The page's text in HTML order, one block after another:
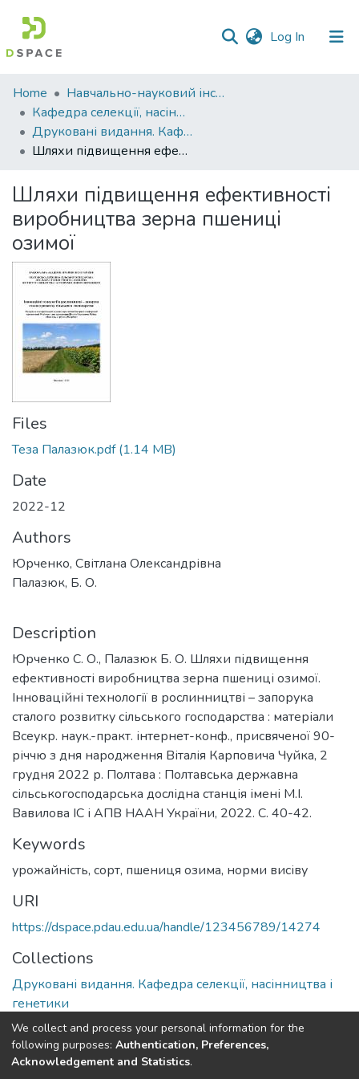
Log In (current)
Communities
&
Collections
All of DSpace
Statistics
Home
Навчально-науковий інститут агротехнологій, селекції та екології
Кафедра селекції, насінництва і генетики
Друковані видання. Кафедра селекції, насінництва і генетики
Шляхи підвищення ефективності виробництва зерна пшениці озимої
Шляхи підвищення ефективності
виробництва зерна пшениці
озимої
Files
Теза Палазюк.pdf(1.14 MB)
Date
2022-12
Authors
Юрченко, Світлана Олександрівна
Палазюк, Б. О.
Description
Юрченко С. О., Палазюк Б. О. Шляхи підвищення
ефективності виробництва зерна пшениці озимої.
Інноваційні технології в рослинництві – запорука
сталого розвитку сільського господарства : матеріали
Всеукр. наук.-практ. інтернет-конф., присвяченої 90-
річчю з дня народження Віталія Карповича Чуйка, 2
грудня 2022 р. Полтава : Полтавська державна
сільськогосподарська дослідна станція імені М.І.
Вавилова ІС і АПВ НААН України, 2022. С. 40-42.
Keywords
урожайність, сорт, пшениця озима, норми висіву
URI
https://dspace.pdau.edu.ua/handle/123456789/14274
Collections
Друковані видання. Кафедра селекції, насінництва і
генетики
Full item page
We collect and process your personal information for the
following purposes: Authentication, Preferences,
Acknowledgement and Statistics.